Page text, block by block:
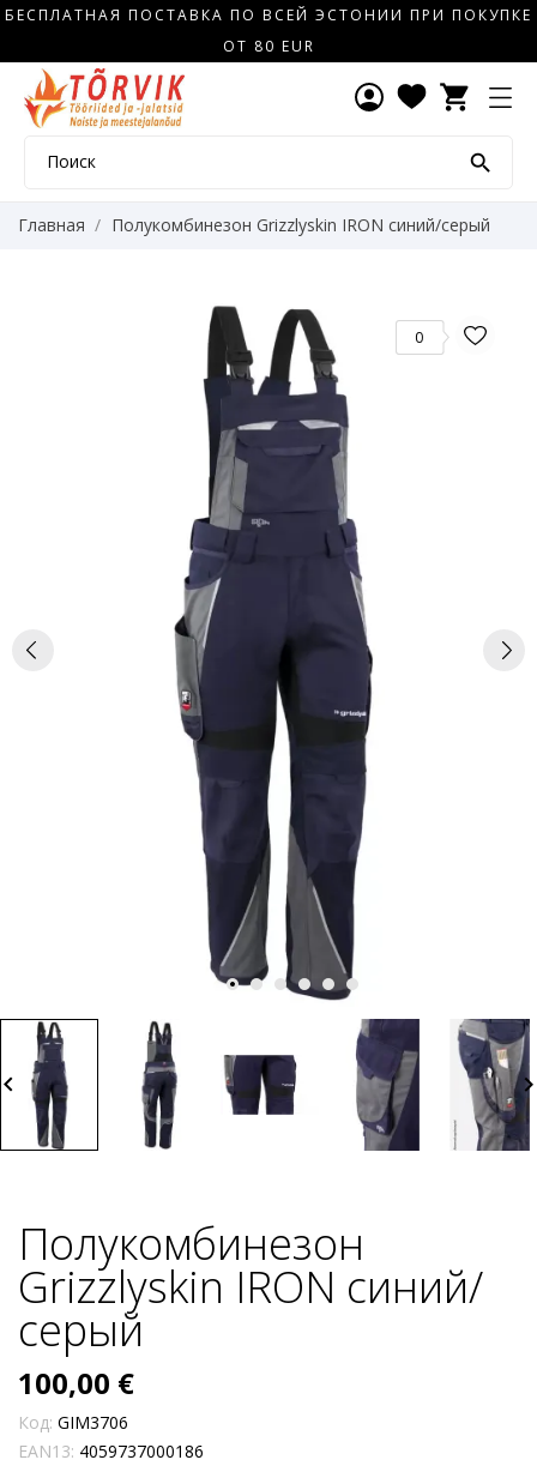
БЕСПЛАТНАЯ ПОСТАВКА ПО ВСЕЙ ЭСТОНИИ ПРИ ПОКУПКЕ
ОТ 80 EUR
shopping_cart

Главная Полукомбинезон Grizzlyskin IRON синий/серый
0
Полукомбинезон
Grizzlyskin IRON синий/
серый
100,00 €
Код: GIM3706
EAN13: 4059737000186